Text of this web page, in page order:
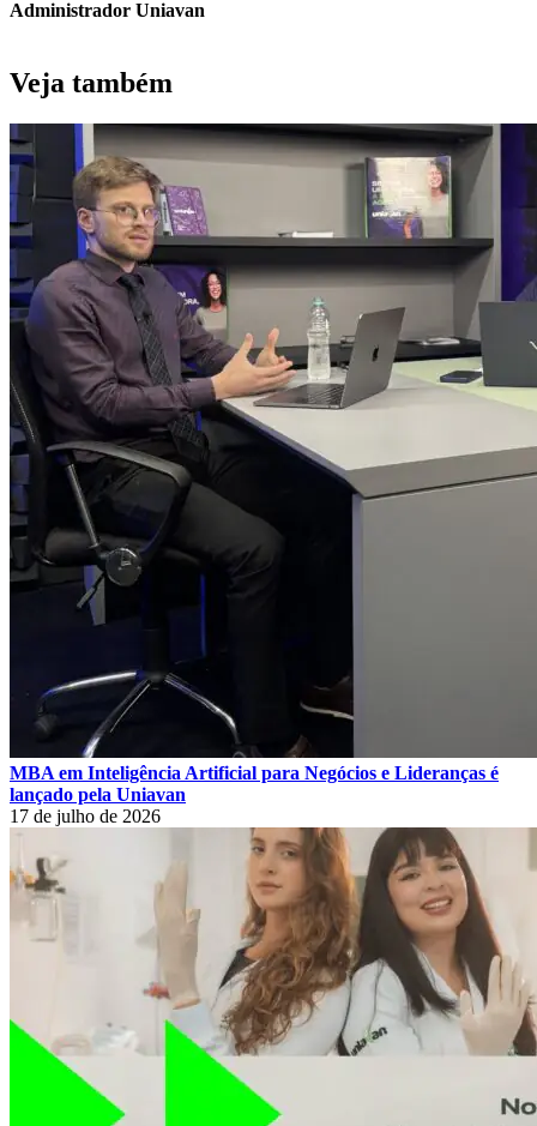
Administrador Uniavan
Veja também
MBA em Inteligência Artificial para Negócios e Lideranças é
lançado pela Uniavan
17 de julho de 2026